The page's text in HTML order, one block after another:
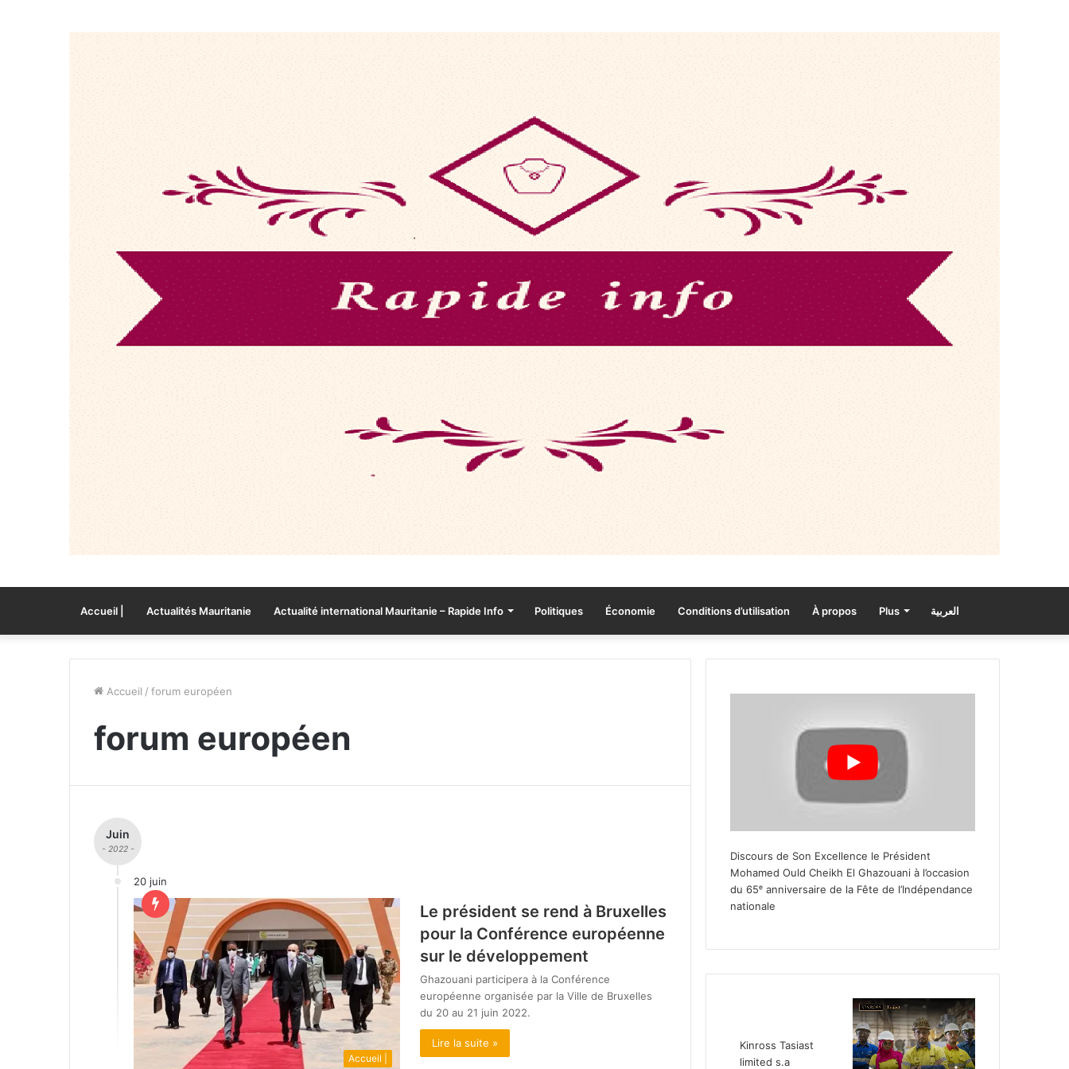
Accueil | Actualités Mauritanie Actualité international Mauritanie – Rapide Info Politiques Économie Conditions d’utilisation À propos Plus العربية
Accueil / forum européen
forum européen
Juin
- 2022 -
20 juin
Accueil |
Le président se rend à Bruxelles
pour la Conférence européenne
sur le développement
Ghazouani participera à la Conférence
européenne organisée par la Ville de Bruxelles
du 20 au 21 juin 2022.
Lire la suite »
Discours de Son Excellence le Président
Mohamed Ould Cheikh El Ghazouani à l’occasion
du 65ᵉ anniversaire de la Fête de l’Indépendance
nationale
Kinross Tasiast
limited s.a